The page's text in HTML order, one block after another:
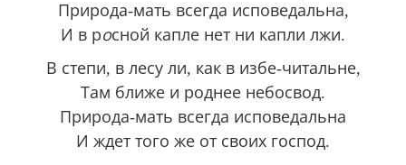
Природа-мать всегда исповедальна,
И в росной капле нет ни капли лжи.
В степи, в лесу ли, как в избе-читальне,
Там ближе и роднее небосвод.
Природа-мать всегда исповедальна
И ждет того же от своих господ.